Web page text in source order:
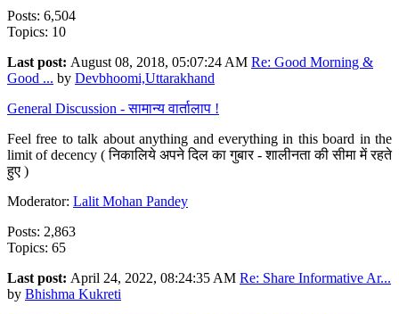
Posts: 6,504
Topics: 10
Last post: August 08, 2018, 05:07:24 AM Re: Good Morning &
Good ... by Devbhoomi,Uttarakhand
General Discussion - सामान्य वार्तालाप !
Feel free to talk about anything and everything in this board in the
limit of decency ( निकालिये अपने दिल का गुबार - शालीनता की सीमा में रहते
हुए )
Moderator: Lalit Mohan Pandey
Posts: 2,863
Topics: 65
Last post: April 24, 2022, 08:24:35 AM Re: Share Informative Ar...
by Bhishma Kukreti